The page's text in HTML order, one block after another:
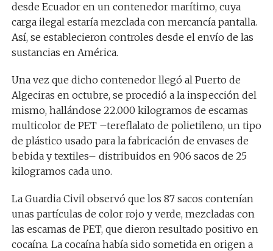
desde Ecuador en un contenedor marítimo, cuya
carga ilegal estaría mezclada con mercancía pantalla.
Así, se establecieron controles desde el envío de las
sustancias en América.
Una vez que dicho contenedor llegó al Puerto de
Algeciras en octubre, se procedió a la inspección del
mismo, hallándose 22.000 kilogramos de escamas
multicolor de PET –tereflalato de polietileno, un tipo
de plástico usado para la fabricación de envases de
bebida y textiles– distribuidos en 906 sacos de 25
kilogramos cada uno.
La Guardia Civil observó que los 87 sacos contenían
unas partículas de color rojo y verde, mezcladas con
las escamas de PET, que dieron resultado positivo en
cocaína. La cocaína había sido sometida en origen a